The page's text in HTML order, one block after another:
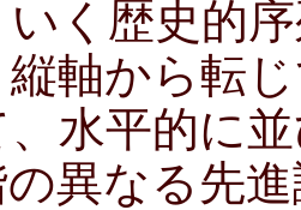
く歴史的
縦軸から転
、水平的に
異なる先